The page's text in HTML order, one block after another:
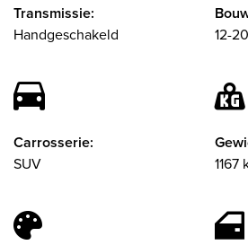
Transmissie:
Handgeschakeld
12-
Carrosserie:
SUV
1167